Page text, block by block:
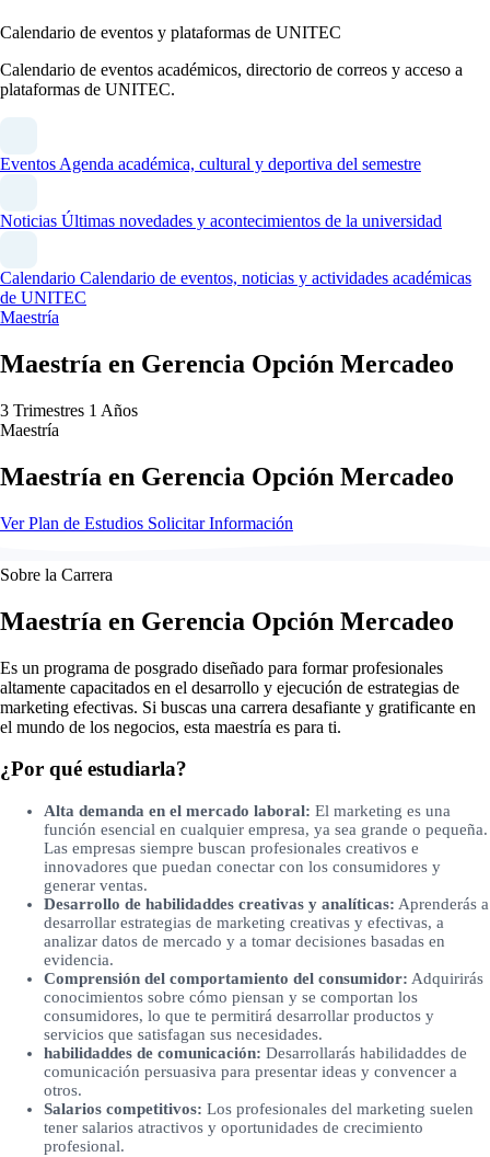
Calendario de eventos y plataformas de UNITEC
Calendario de eventos académicos, directorio de correos y acceso a
plataformas de UNITEC.
Eventos Agenda académica, cultural y deportiva del semestre
Noticias Últimas novedades y acontecimientos de la universidad
Calendario Calendario de eventos, noticias y actividades académicas
de UNITEC
Maestría
Maestría en Gerencia Opción Mercadeo
3 Trimestres 1 Años
Maestría
Maestría en Gerencia Opción Mercadeo
Ver Plan de Estudios Solicitar Información
Sobre la Carrera
Maestría en Gerencia Opción Mercadeo
Es un programa de posgrado diseñado para formar profesionales
altamente capacitados en el desarrollo y ejecución de estrategias de
marketing efectivas. Si buscas una carrera desafiante y gratificante en
el mundo de los negocios, esta maestría es para ti.
¿Por qué estudiarla?
Alta demanda en el mercado laboral: El marketing es una
función esencial en cualquier empresa, ya sea grande o pequeña.
Las empresas siempre buscan profesionales creativos e
innovadores que puedan conectar con los consumidores y
generar ventas.
Desarrollo de habilidaddes creativas y analíticas: Aprenderás a
desarrollar estrategias de marketing creativas y efectivas, a
analizar datos de mercado y a tomar decisiones basadas en
evidencia.
Comprensión del comportamiento del consumidor: Adquirirás
conocimientos sobre cómo piensan y se comportan los
consumidores, lo que te permitirá desarrollar productos y
servicios que satisfagan sus necesidades.
habilidaddes de comunicación: Desarrollarás habilidaddes de
comunicación persuasiva para presentar ideas y convencer a
otros.
Salarios competitivos: Los profesionales del marketing suelen
tener salarios atractivos y oportunidades de crecimiento
profesional.